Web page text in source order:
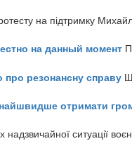
на підтримку
на данный момент
резонансну справу
отримати
ситуації